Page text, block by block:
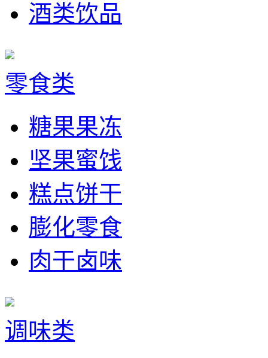
酒类饮品
零食类
糖果果冻
坚果蜜饯
糕点饼干
膨化零食
肉干卤味
调味类